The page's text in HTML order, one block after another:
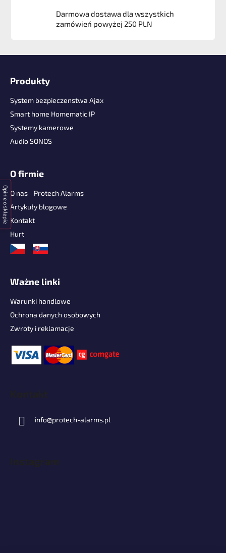
Opinie o sklepie
Darmowa dostawa dla wszystkich
zamówień powyżej 250 PLN
Produkty
System bezpieczenstwa Ajax
Smart home Homematic IP
Systemy kamerowe
Audio SONOS
O firmie
O nas - Protech Alarms
Artykuły blogowe
Kontakt
Hurt
Ważne linki
Warunki handlowe
Ochrona danych osobowych
Zwroty i reklamacje
Kontakt
info@protech-alarms.pl
Instagram